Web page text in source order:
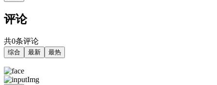
评论
共0条评论
综合 最新 最热